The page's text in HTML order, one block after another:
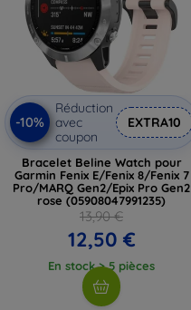
-10%
Réduction
avec
coupon
EXTRA10
Bracelet Beline Watch pour
Garmin Fenix E/Fenix 8/Fenix 7
Pro/MARQ Gen2/Epix Pro Gen2
rose (05908047991235)
13,90 €
12,50 €
En stock > 5 pièces